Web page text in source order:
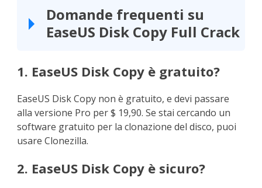
Domande frequenti su
EaseUS Disk Copy Full Crack
1. EaseUS Disk Copy è gratuito?
EaseUS Disk Copy non è gratuito, e devi passare
alla versione Pro per $ 19,90. Se stai cercando un
software gratuito per la clonazione del disco, puoi
usare Clonezilla.
2. EaseUS Disk Copy è sicuro?